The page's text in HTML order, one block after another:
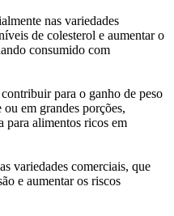
nas variedades
de colesterol e aumentar o
consumido com
para o ganho de peso
em grandes porções,
para alimentos ricos em
variedades comerciais, que
e aumentar os riscos